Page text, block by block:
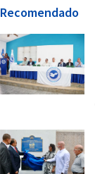
Recomendado